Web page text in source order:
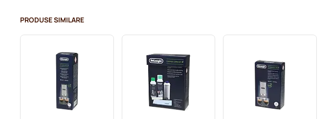
PRODUSE SIMILARE